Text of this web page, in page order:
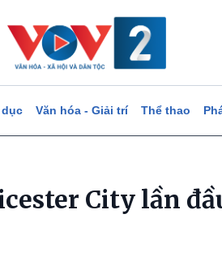
Văn hóa - Giải trí Thể thao
City lần